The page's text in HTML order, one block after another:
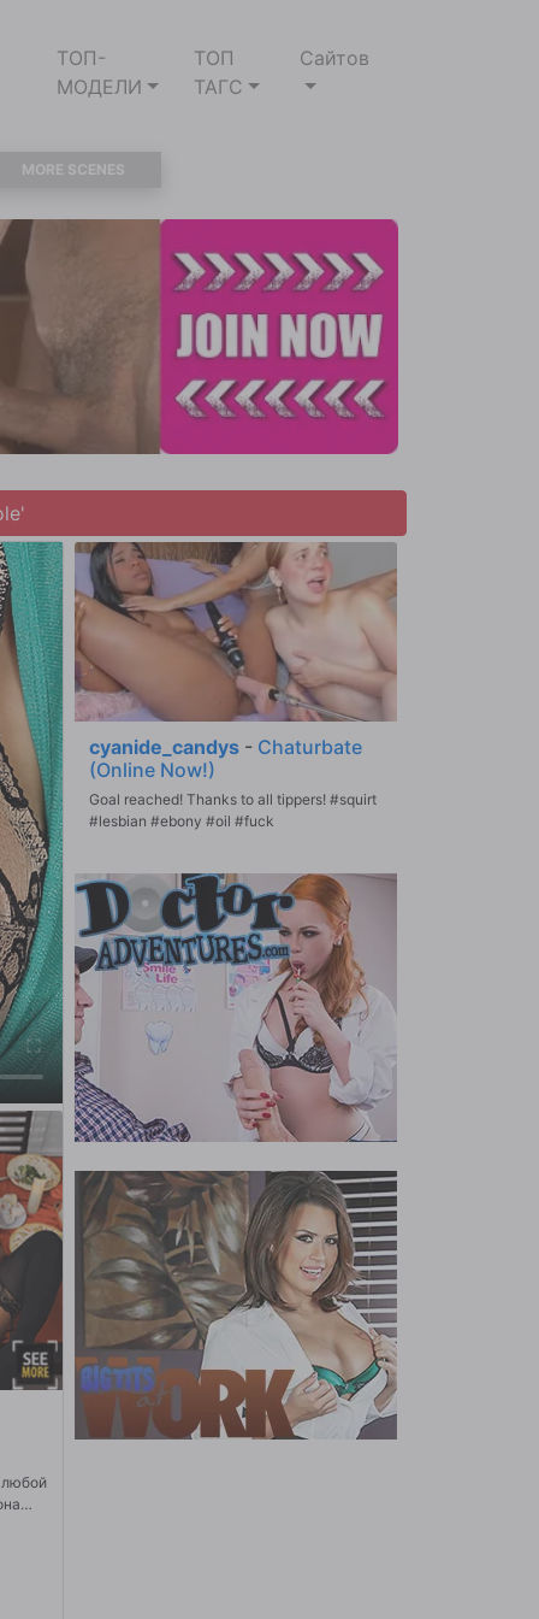
ТОП-
МОДЕЛИ
ТОП
ТАГС
Сайтов
MORE SCENES
любой
cyanide_candys - Chaturbate
(Online Now!)
Goal reached! Thanks to all tippers! #squirt
#lesbian #ebony #oil #fuck